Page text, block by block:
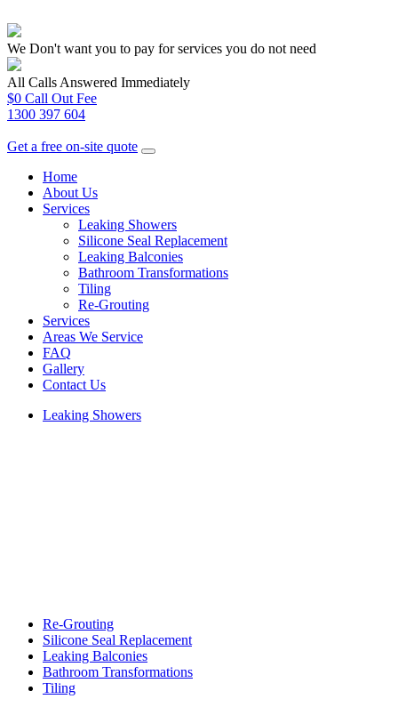
We Don't want you to pay for services you do not need
All Calls Answered Immediately
$0 Call Out Fee
1300 397 604
Get a free on-site quote
Home
About Us
Services
Leaking Showers
Silicone Seal Replacement
Leaking Balconies
Bathroom Transformations
Tiling
Re-Grouting
Services
Areas We Service
FAQ
Gallery
Contact Us
Leaking Showers
Re-Grouting
Silicone Seal Replacement
Leaking Balconies
Bathroom Transformations
Tiling